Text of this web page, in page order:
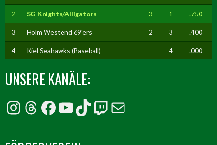
2 SG Knights/Alligators 3 1 .750
3 Holm Westend 69'ers 2 3 .400
4 Kiel Seahawks (Baseball) - 4 .000
UNSERE KANÄLE:
Instagram
Threads
Facebook
YouTube
TikTok
Twitch
E-Mail